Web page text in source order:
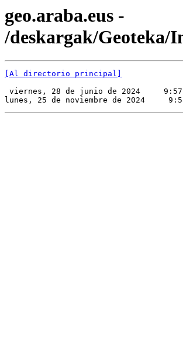
geo.araba.eus -
/deskargak/Geoteka/
[Al directorio principal]
viernes, 28 de junio de 2024
lunes, 25 de noviembre de 2024